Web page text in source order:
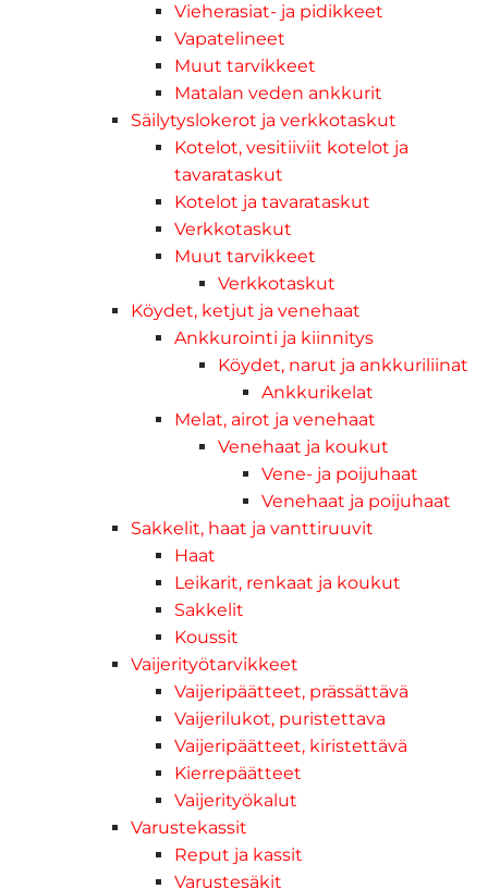
Vieherasiat- ja pidikkeet
Vapatelineet
Muut tarvikkeet
Matalan veden ankkurit
Säilytyslokerot ja verkkotaskut
Kotelot, vesitiiviit kotelot ja
tavarataskut
Kotelot ja tavarataskut
Verkkotaskut
Muut tarvikkeet
Verkkotaskut
Köydet, ketjut ja venehaat
Ankkurointi ja kiinnitys
Köydet, narut ja ankkuriliinat
Ankkurikelat
Melat, airot ja venehaat
Venehaat ja koukut
Vene- ja poijuhaat
Venehaat ja poijuhaat
Sakkelit, haat ja vanttiruuvit
Haat
Leikarit, renkaat ja koukut
Sakkelit
Koussit
Vaijerityötarvikkeet
Vaijeripäätteet, prässättävä
Vaijerilukot, puristettava
Vaijeripäätteet, kiristettävä
Kierrepäätteet
Vaijerityökalut
Varustekassit
Reput ja kassit
Varustesäkit